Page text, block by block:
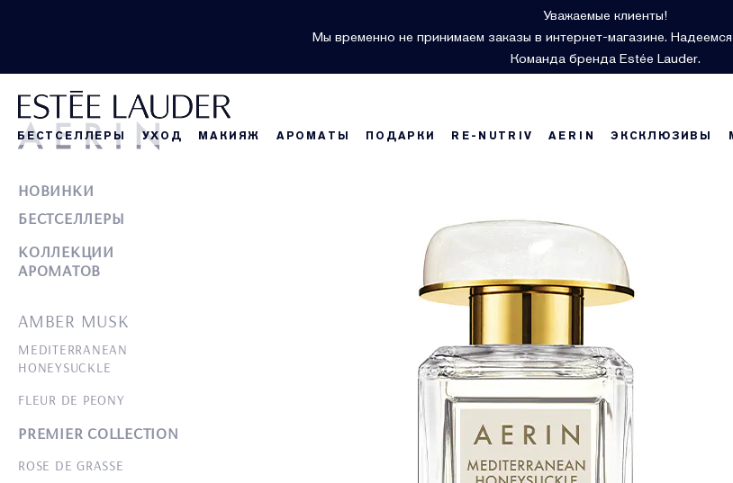
Уважаемые клиенты!
Мы временно не принимаем заказы в интернет-магазине.
Команда бренда Estée Lauder.
БЕСТСЕЛЛЕРЫ УХОД МАКИЯЖ АРОМАТЫ ПОДАРКИ RE-NUTRIV AERIN ЭКСКЛЮЗИВЫ
НОВИНКИ
БЕСТСЕЛЛЕРЫ
КОЛЛЕКЦИИ
АРОМАТОВ
AMBER MUSK
MEDITERRANEAN
HONEYSUCKLE
FLEUR DE PEONY
PREMIER COLLECTION
ROSE DE GRASSE